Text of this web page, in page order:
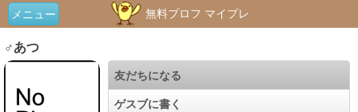
メニュー 無料プロフ マイプレ
♂あつ
友だちになる
ゲスブに書く